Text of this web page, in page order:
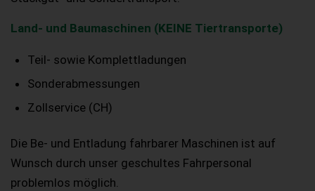
Land- und Baumaschinen (KEINE Tiertransporte)
Teil- sowie Komplettladungen
Sonderabmessungen
Zollservice (CH)
Die Be- und Entladung fahrbarer Maschinen ist auf
Wunsch durch unser geschultes Fahrpersonal
problemlos möglich.